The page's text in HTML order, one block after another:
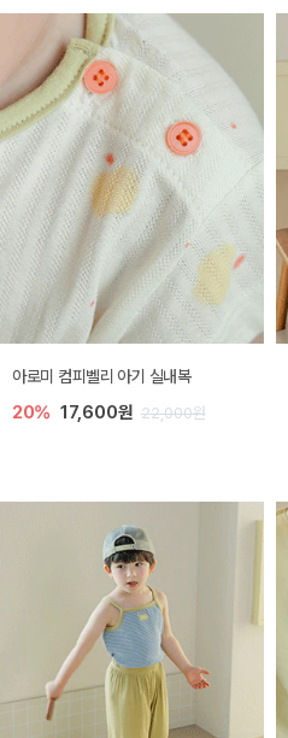
아로미 컴피벨리 아기 실내복
20% 17,600원 22,000원